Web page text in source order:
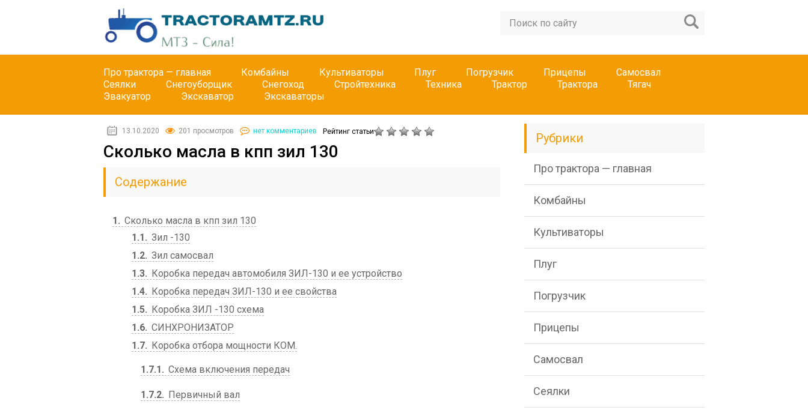
Про трактора — главная Комбайны Культиваторы Плуг Погрузчик Прицепы
Самосвал
Сеялки
Снегоуборщик Снегоход Стройтехника Техника Трактор Трактора
Тягач
Эвакуатор
Экскаватор Экскаваторы
13.10.2020 201 просмотров нет комментариев Рейтинг статьи
Сколько масла в кпп зил 130
Содержание
1
Сколько масла в кпп зил 130
1.1
Зил -130
1.2 Зил самосвал
1.3
Коробка передач автомобиля ЗИЛ-130 и ее устройство
1.4
Коробка передач ЗИЛ-130 и ее свойства
1.5
Коробка ЗИЛ -130 схема
1.6 СИНХРОНИЗАТОР
1.7
Коробка отбора мощности КОМ.
1.7.1 Схема включения передач
1.7.2 Первичный вал
Рубрики
Про трактора — главная
Комбайны
Культиваторы
Плуг
Погрузчик
Прицепы
Самосвал
Сеялки